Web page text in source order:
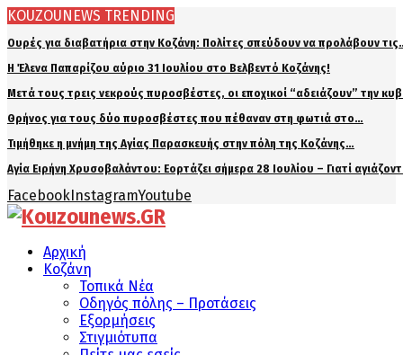
KOUZOUNEWS TRENDING
Ουρές για διαβατήρια στην Κοζάνη: Πολίτες σπεύδουν να προλάβουν
Η Έλενα Παπαρίζου αύριο 31 Ιουλίου στο Βελβεντό Κοζάνης!
Μετά τους τρεις νεκρούς πυροσβέστες, οι εποχικοί “αδειάζουν” την
Θρήνος για τους δύο πυροσβέστες που πέθαναν στη φωτιά στο…
Τιμήθηκε η μνήμη της Αγίας Παρασκευής στην πόλη της Κοζάνης…
Αγία Ειρήνη Χρυσοβαλάντου: Εορτάζει σήμερα 28 Ιουλίου – Γιατί
FacebookInstagramYoutube
Αρχική
Κοζάνη
Τοπικά Νέα
Οδηγός πόλης – Προτάσεις
Εξορμήσεις
Στιγμιότυπα